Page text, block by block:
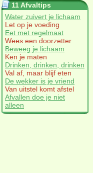
11 Afvaltips
Water zuivert je lichaam
Let op je voeding
Eet met regelmaat
Wees een doorzetter
Beweeg je lichaam
Ken je maten
Drinken, drinken, drinken
Val af, maar blijf eten
De wekker is je vriend
Van uitstel komt afstel
Afvallen doe je niet
alleen